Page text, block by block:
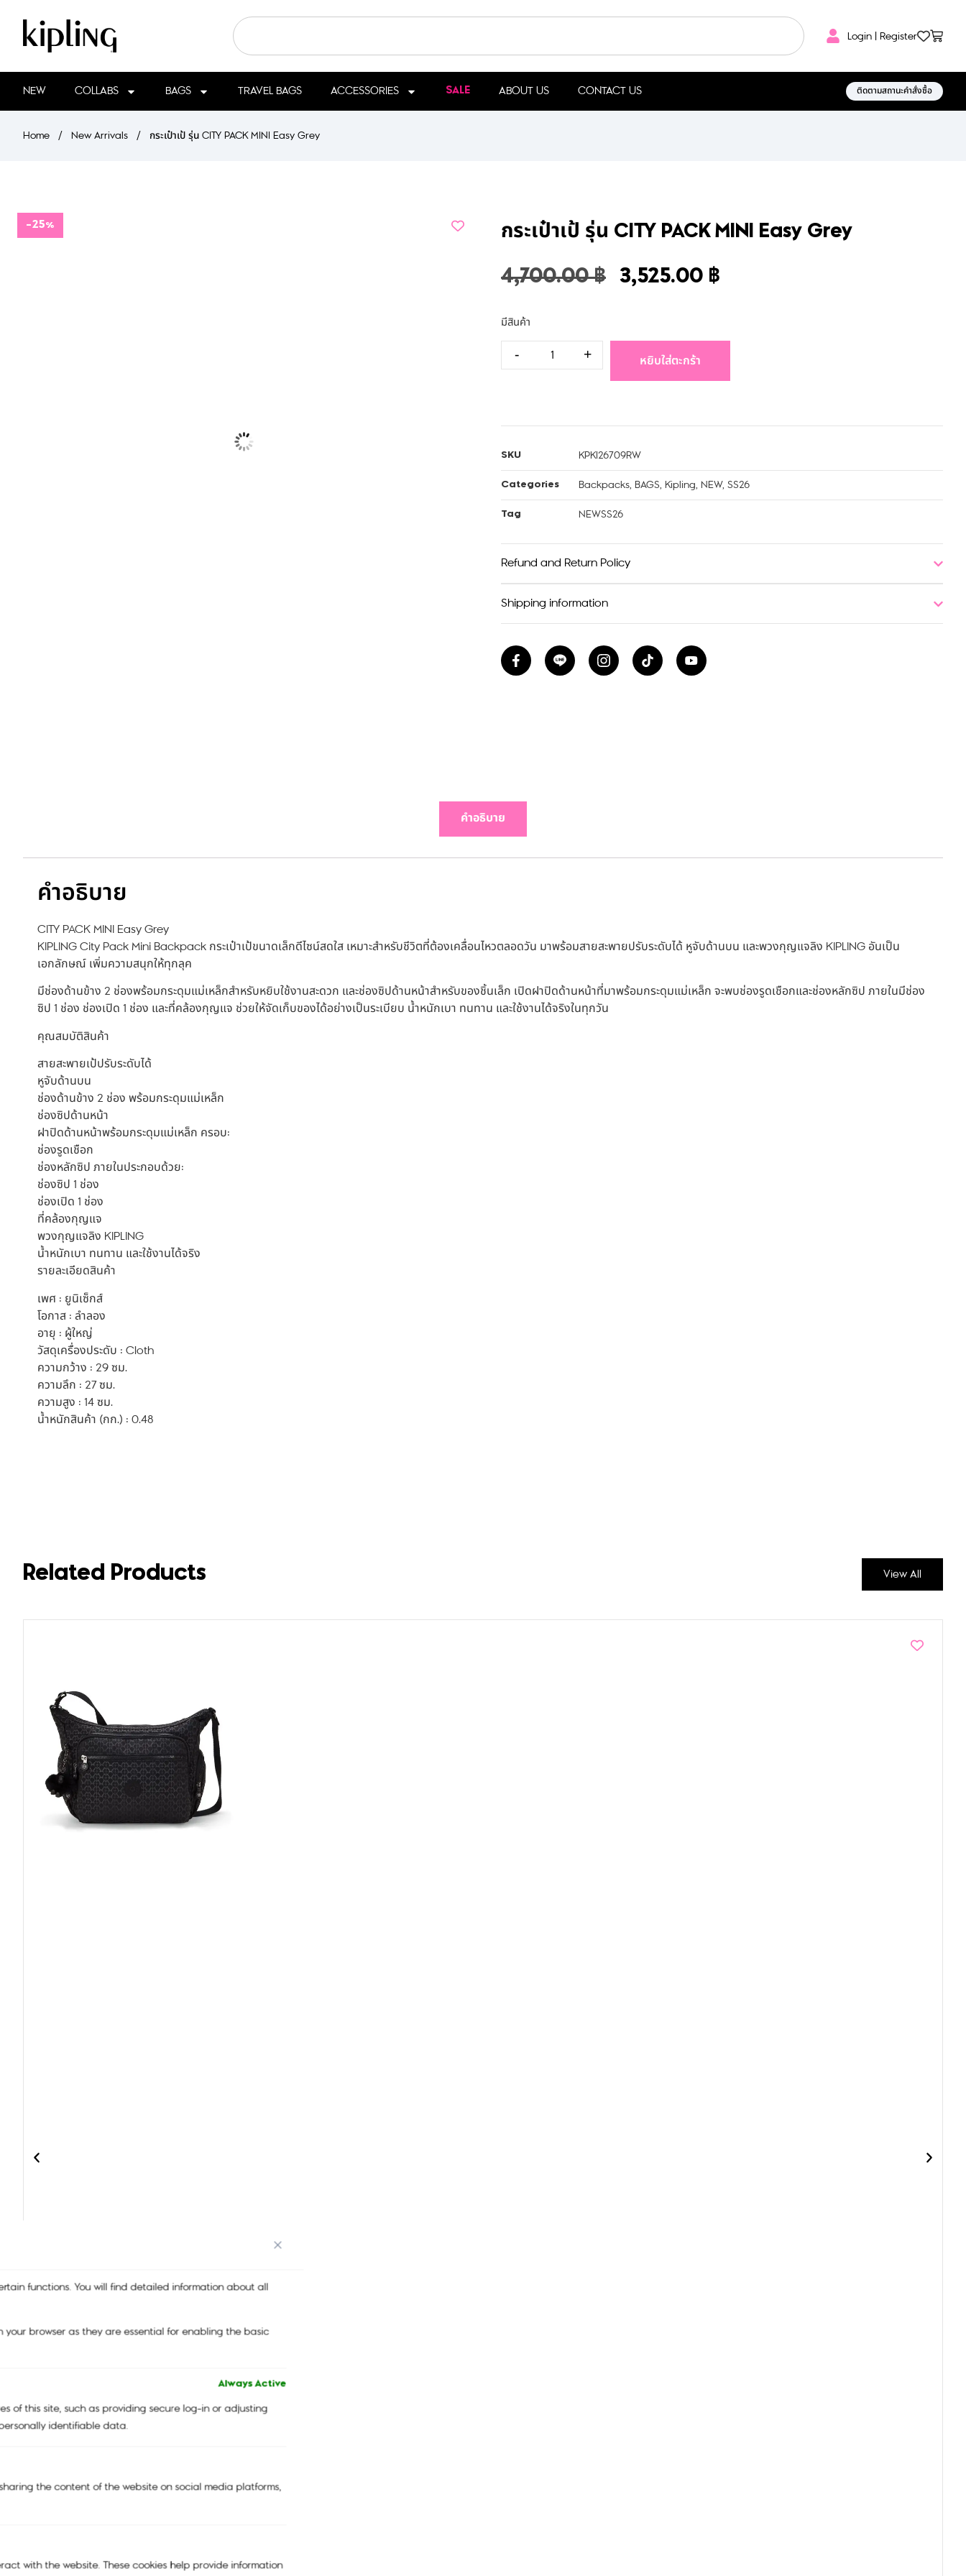
functions. You will find detailed information about all
browser as they are essential for enabling the basic
Always Active
of this site, such as providing secure log-in or adjusting
identifiable data.
the content of the website on social media platforms,
with the website. These cookies help provide information
Login | Register
NEW COLLABS BAGS TRAVEL BAGS ACCESSORIES SALE ABOUT US CONTACT US ติดตามสถานะคำสั่งซื้อ
Home / New Arrivals / กระเป๋าเป้ รุ่น CITY PACK MINI Easy Grey
-25% กระเป๋าเป้ รุ่น CITY PACK MINI Easy Grey
4,700.00฿ 3,525.00 ฿
มีสินค้า
- + หยิบใส่ตะกร้า
SKU KPKI26709RW
Categories Backpacks, BAGS, Kipling, NEW, SS26
Tag NEWSS26
Refund and Return Policy
Shipping information
คำอธิบาย
คำอธิบาย
CITY PACK MINI Easy Grey
KIPLING City Pack Mini Backpack กระเป๋าเป้ขนาดเล็กดีไซน์สดใส เหมาะสำหรับชีวิตที่ต้องเคลื่อนไหวตลอดวัน มาพร้อมสายสะพายปรับระดับได้ หูจับด้านบน และพวงกุญแจลิง KIPLING อันเป็น
เอกลักษณ์ เพิ่มความสนุกให้ทุกลุค
มีช่องด้านข้าง 2 ช่องพร้อมกระดุมแม่เหล็กสำหรับหยิบใช้งานสะดวก และช่องซิปด้านหน้าสำหรับของชิ้นเล็ก เปิดฝาปิดด้านหน้าที่มาพร้อมกระดุมแม่เหล็ก จะพบช่องรูดเชือกและช่องหลักซิป ภายในมีช่อง
ซิป 1 ช่อง ช่องเปิด 1 ช่อง และที่คล้องกุญแจ ช่วยให้จัดเก็บของได้อย่างเป็นระเบียบ น้ำหนักเบา ทนทาน และใช้งานได้จริงในทุกวัน
คุณสมบัติสินค้า
สายสะพายเป้ปรับระดับได้
หูจับด้านบน
ช่องด้านข้าง 2 ช่อง พร้อมกระดุมแม่เหล็ก
ช่องซิปด้านหน้า
ฝาปิดด้านหน้าพร้อมกระดุมแม่เหล็ก ครอบ:
ช่องรูดเชือก
ช่องหลักซิป ภายในประกอบด้วย:
ช่องซิป 1 ช่อง
ช่องเปิด 1 ช่อง
ที่คล้องกุญแจ
พวงกุญแจลิง KIPLING
น้ำหนักเบา ทนทาน และใช้งานได้จริง
รายละเอียดสินค้า
เพศ : ยูนิเซ็กส์
โอกาส : ลำลอง
อายุ : ผู้ใหญ่
วัสดุเครื่องประดับ : Cloth
ความกว้าง : 29 ซม.
ความลึก : 27 ซม.
ความสูง : 14 ซม.
น้ำหนักสินค้า (กก.) : 0.48
Related Products View All
กระเป๋าสะพายข้าง รุ่น GABBIE Signature Emb